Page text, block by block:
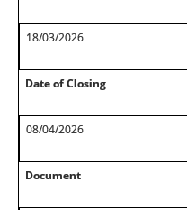
18/03/2026
Date of Closing
08/04/2026
Document